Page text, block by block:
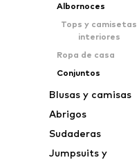
Albornoces
Tops y camisetas
interiores
Ropa de casa
Conjuntos
Blusas y camisas
Abrigos
Sudaderas
Jumpsuits y